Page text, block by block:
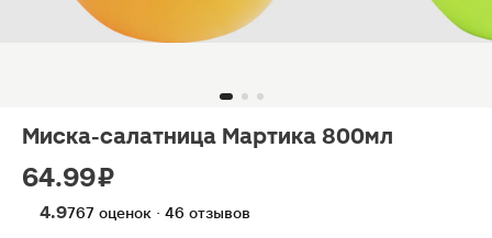
Миска-салатница Мартика 800мл
64.99 ₽
4.9767 оценок · 46 отзывов